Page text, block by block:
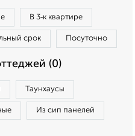
В 3‑к квартире
срок Посуточно
(0)
Таунхаусы
Из сип панелей